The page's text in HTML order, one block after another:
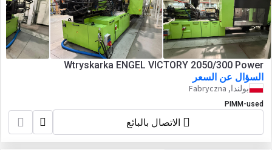
Wtryskarka ENGEL VICTORY 2050/300 Power
السؤال عن السعر
بولندا, Fabryczna
PIMM-used
الاتصال بالبائع